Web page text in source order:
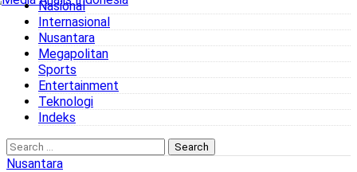
content
Nasional
Internasional
Nusantara
Megapolitan
Sports
Entertainment
Teknologi
Indeks
Search
for:
Nusantara